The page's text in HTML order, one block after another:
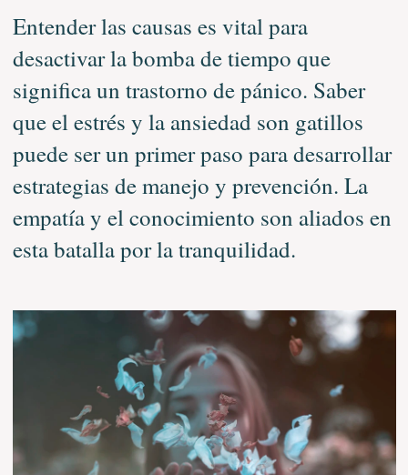
Entender las causas es vital para
desactivar la bomba de tiempo que
significa un trastorno de pánico. Saber
que el estrés y la ansiedad son gatillos
puede ser un primer paso para desarrollar
estrategias de manejo y prevención. La
empatía y el conocimiento son aliados en
esta batalla por la tranquilidad.